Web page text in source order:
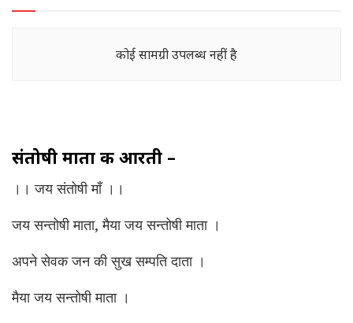
कोई सामग्री उपलब्ध नहीं है
संतोषी माता की आरती –
।। जय संतोषी माँ ।।
जय सन्तोषी माता, मैया जय सन्तोषी माता ।
अपने सेवक जन की सुख सम्पति दाता ।
मैया जय सन्तोषी माता ।